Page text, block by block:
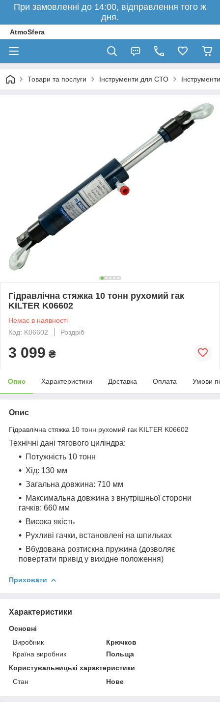
При замовленні до 14:00, відправлення того ж
дня.
AtmoSfera
Товари та послуги Інструменти для СТО
Гідравлічна стяжка 10 тонн рухомий гак
KILTER K06602
Немає в наявності
Код: K06602
Роздріб
3 099 ₴
Опис Характеристики Доставка Оплата Умови
Опис
Гідравлічна стяжка 10 тонн рухомий гак KILTER K06602
Технічні дані тягового циліндра:
Потужність 10 тонн
Хід: 130 мм
Загальна довжина: 710 мм
Максимальна довжина з внутрішньої сторони
гачків: 660 мм
Висока якість
Рухливі гачки, встановлені на шпильках
Вбудована розтискна пружина (дозволяє
повертати привід у вихідне положення)
Приховати
Характеристики
Основні
Виробник
Крючков
Країна виробник
Польща
Користувальницькі характеристики
Стан
Нове